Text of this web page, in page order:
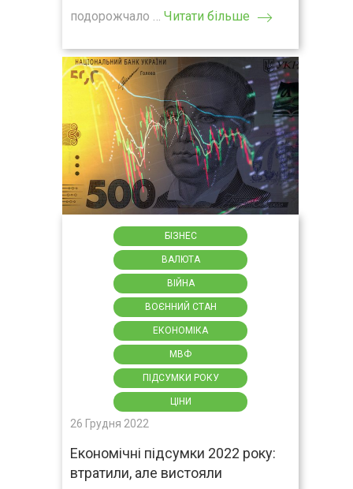
подорожчало … Читати більше
БІЗНЕС
ВАЛЮТА
ВІЙНА
ВОЄННИЙ СТАН
ЕКОНОМІКА
МВФ
ПІДСУМКИ РОКУ
ЦІНИ
26 Грудня 2022
Економічні підсумки 2022 року:
втратили, але вистояли